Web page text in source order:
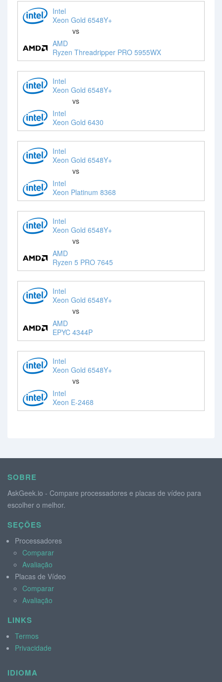
Intel
Xeon Gold 6548Y+
vs
AMD
Ryzen Threadripper PRO 5955WX
Intel
Xeon Gold 6548Y+
vs
Intel
Xeon Gold 6430
Intel
Xeon Gold 6548Y+
vs
Intel
Xeon Platinum 8368
Intel
Xeon Gold 6548Y+
vs
AMD
Ryzen 5 PRO 7645
Intel
Xeon Gold 6548Y+
vs
AMD
EPYC 4344P
Intel
Xeon Gold 6548Y+
vs
Intel
Xeon E-2468
SOBRE
AskGeek.io - Compare processadores e placas de vídeo para
escolher o melhor.
SEÇÕES
Processadores
Comparar
Avaliação
Placas de Vídeo
Comparar
Avaliação
LINKS
Termos
Privacidade
IDIOMA